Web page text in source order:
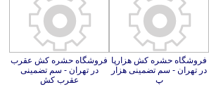
فروشگاه حشره کش هزارپا
در تهران - سم تضمینی هزار
پ
فروشگاه حشره کش عقرب
در تهران - سم تضمینی
عقرب کش